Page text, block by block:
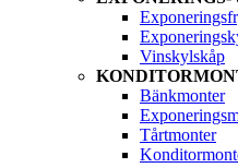
Vinskylskåp
Bänkmonter
Tårtmonter